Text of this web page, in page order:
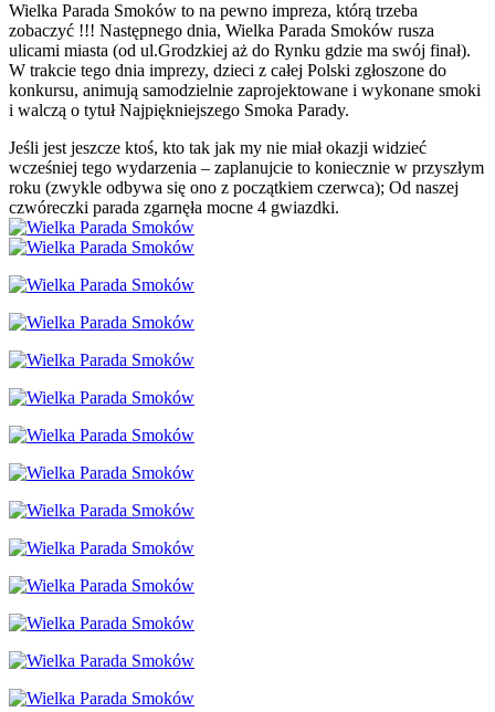
Wielka Parada Smoków to na pewno impreza, którą trzeba
zobaczyć !!! Następnego dnia, Wielka Parada Smoków rusza
ulicami miasta (od ul.Grodzkiej aż do Rynku gdzie ma swój finał).
W trakcie tego dnia imprezy, dzieci z całej Polski zgłoszone do
konkursu, animują samodzielnie zaprojektowane i wykonane smoki
i walczą o tytuł Najpiękniejszego Smoka Parady.
Jeśli jest jeszcze ktoś, kto tak jak my nie miał okazji widzieć
wcześniej tego wydarzenia – zaplanujcie to koniecznie w przyszłym
roku (zwykle odbywa się ono z początkiem czerwca); Od naszej
czwóreczki parada zgarnęła mocne 4 gwiazdki.